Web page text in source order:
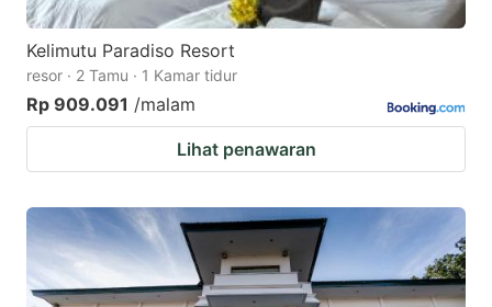
Kelimutu Paradiso Resort
resor · 2 Tamu · 1 Kamar tidur
Rp 909.091 /malam
Lihat penawaran